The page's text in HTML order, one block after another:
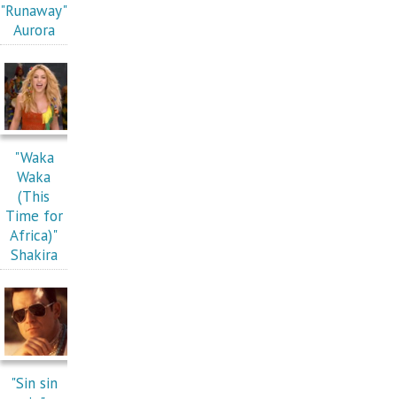
"Runaway"
Aurora
"Waka
Waka
(This
Time for
Africa)"
Shakira
"Sin sin